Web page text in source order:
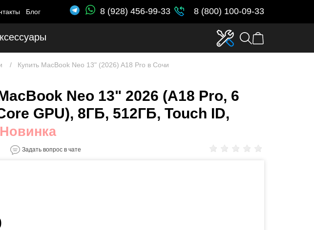
Блог 8 (928) 456-99-33 8 (800) 100-09-33
Купить MacBook Neo 13" (2026) A18 Pro в Сочи
Neo 13" 2026 (A18 Pro, 6
GPU), 8ГБ, 512ГБ, Touch ID,
Новинка
Задать вопрос в чате